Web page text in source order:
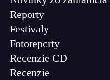
Reporty
Festivaly
Fotoreporty
Recenzie CD
Recenzie